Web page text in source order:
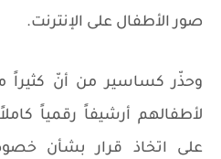
صور الأطفال على الإنترنت.
وحذّر كساسير من أنّ كثيراً
لأطفالهم أرشيفاً رقمياً
على اتخاذ قرار بشأن